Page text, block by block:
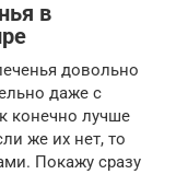
в
довольно
даже с
конечно лучше
же их нет, то
Покажу сразу